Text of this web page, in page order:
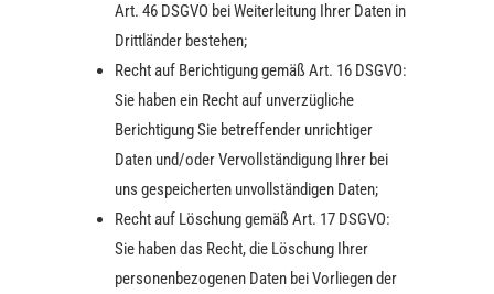
Art. 46 DSGVO bei Weiterleitung Ihrer Daten in
Drittländer bestehen;
Recht auf Berichtigung gemäß Art. 16 DSGVO:
Sie haben ein Recht auf unverzügliche
Berichtigung Sie betreffender unrichtiger
Daten und/oder Vervollständigung Ihrer bei
uns gespeicherten unvollständigen Daten;
Recht auf Löschung gemäß Art. 17 DSGVO:
Sie haben das Recht, die Löschung Ihrer
personenbezogenen Daten bei Vorliegen der